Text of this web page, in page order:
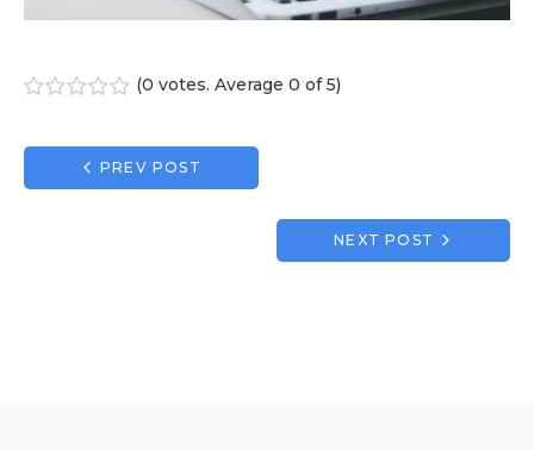
(0 votes. Average 0 of 5)
Navigation
de
PREV POST
NEXT POST